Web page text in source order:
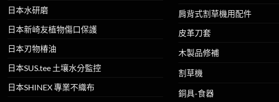
日本水研磨
日本新崎友植物傷口保護
日本刃物椿油
日本SUS.tee 土壤水分監控
日本SHINEX 專業不織布
肩背式割草機用配件
皮革刀套
木製品修補
割草機
銅具-食器